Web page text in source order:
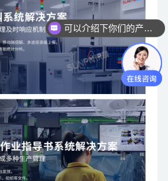
可以介绍下你们的产品么？